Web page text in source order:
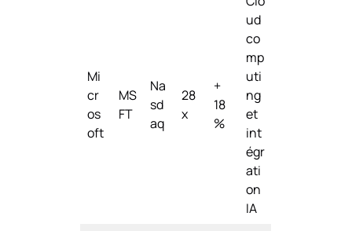
Mi
cr
os
oft
MS
FT
Na
sd
aq
28
x
+
18
%
ud
co
mp
uti
ng
et
int
égr
ati
on
IA